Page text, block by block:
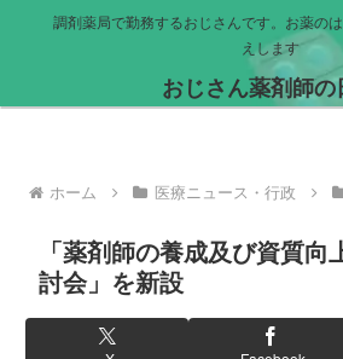
調剤薬局で勤務するおじさんです。お薬の
えします
おじさん薬剤師の
ホーム 医療ニュース・行政
「薬剤師の養成及び資質
討会」を新設